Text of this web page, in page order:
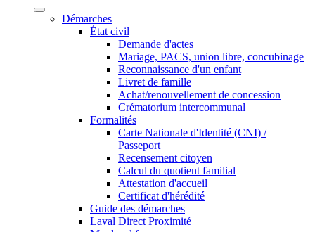
Démarches
État civil
Demande d'actes
Mariage, PACS, union libre, concubinage
Reconnaissance d'un enfant
Livret de famille
Achat/renouvellement de concession
Crématorium intercommunal
Formalités
Carte Nationale d'Identité (CNI) /
Passeport
Recensement citoyen
Calcul du quotient familial
Attestation d'accueil
Certificat d'hérédité
Guide des démarches
Laval Direct Proximité